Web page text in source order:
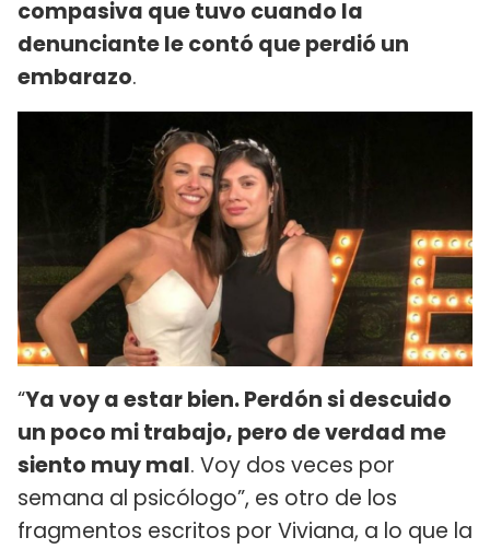
compasiva que tuvo cuando la
denunciante le contó que perdió un
embarazo.
“Ya voy a estar bien. Perdón si descuido
un poco mi trabajo, pero de verdad me
siento muy mal. Voy dos veces por
semana al psicólogo”, es otro de los
fragmentos escritos por Viviana, a lo que la